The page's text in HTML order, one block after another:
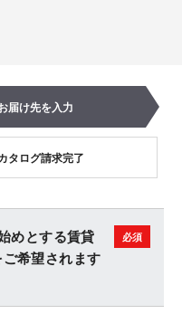
届け先を入力
タログ請求完了
めとする賃貸
希望されます